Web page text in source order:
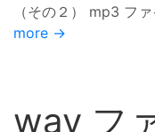
（その２） mp3 フ
more →
wav フ